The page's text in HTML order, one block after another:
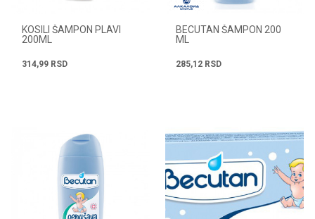
KOSILI ŠAMPON PLAVI
200ML
314,99 RSD
BECUTAN ŠAMPON 200
ML
285,12 RSD